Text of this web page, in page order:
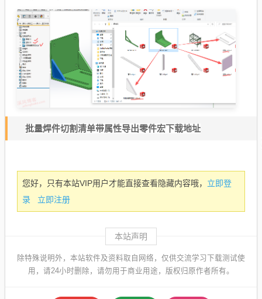
批量焊件切割清单带属性导出零件宏下载地址
您好，只有本站VIP用户才能直接查看隐藏内容哦， 立即登
录
立即注册
本站声明
除特殊说明外，本站软件及资料取自网络，仅供交流学习下载测试使
用，请24小时删除，请勿用于商业用途，版权归原作者所有。